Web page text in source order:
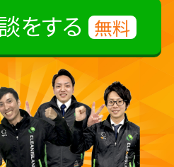
をする 無料